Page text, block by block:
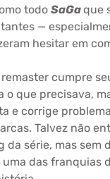
todo SaGaque
—
hesitar em
cumpre
o que precisava,
e corrige
Talvez não
da série, mas sem
das franquias